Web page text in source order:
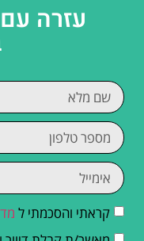
עזרה
קראתי והסכמתי ל